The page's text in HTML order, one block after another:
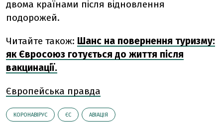
двома країнами після відновлення
подорожей.
Читайте також: Шанс на повернення туризму:
як Євросоюз готується до життя після
вакцинації.
Європейська правда
КОРОНАВІРУС ЄС АВІАЦІЯ